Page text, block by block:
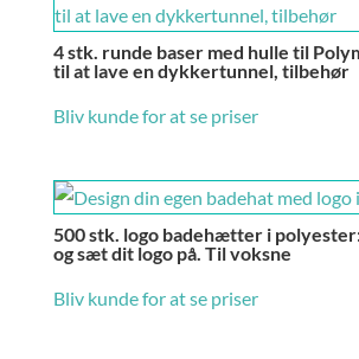
4 stk. runde baser med hulle til
til at lave en dykkertunnel, tilbehør
Bliv kunde for at se priser
500 stk. logo badehætter i
og sæt dit logo på. Til voksne
Bliv kunde for at se priser